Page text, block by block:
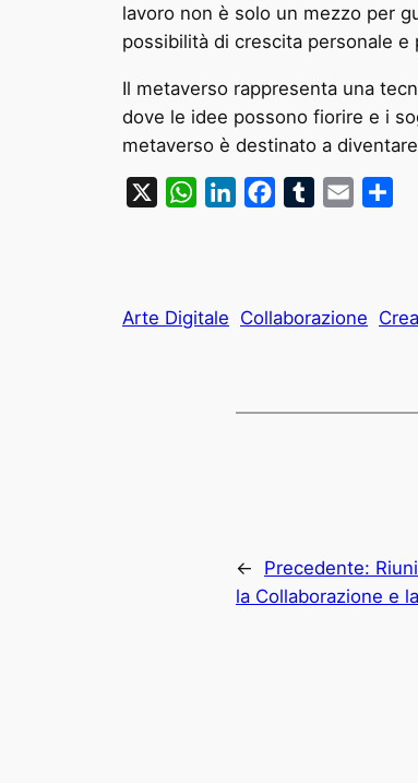
lavoro non è solo un mezzo per
possibilità di crescita personale e
Il metaverso rappresenta una
dove le idee possono fiorire e i
metaverso è destinato a
WhatsAppLinkedInFacebookTumblrEmail
Arte Digitale Collaborazione
← Precedente:
la Collaborazione e